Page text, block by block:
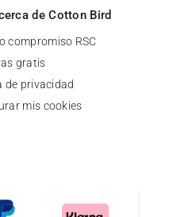
de Cotton Bird
compromiso RSC
gratis
de privacidad
mis cookies